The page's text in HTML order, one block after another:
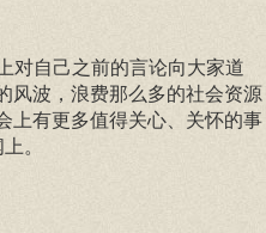
对自己之前的言论向大家道
风波，浪费那么多的社会资源
有更多值得关心、关怀的事
。